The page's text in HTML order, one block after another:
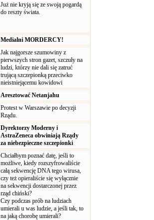
Już nie kryją się ze swoją pogardą
do reszty świata.
Medialni MORDERCY!
Jak najgorsze szumowiny z
pierwszych stron gazet, szczuły na
ludzi, którzy nie dali się zatruć
trującą szczepionką przeciwko
nieistniejącemu kowidowi
Aresztować Netanjahu
Protest w Warszawie po decyzji
Rządu.
Dyrektorzy Moderny i
AstraZeneca obwiniają Rządy
za niebezpieczne szczepionki
Chciałbym poznać datę, jeśli to
możliwe, kiedy rozszyfrowaliście
całą sekwencję DNA tego wirusa,
czy też opieraliście się wyłącznie
na sekwencji dostarczonej przez
rząd chiński?
Czy podczas prób na ludziach
umierali u was ludzie, a jeśli tak, to
na jaką chorobę umierali?